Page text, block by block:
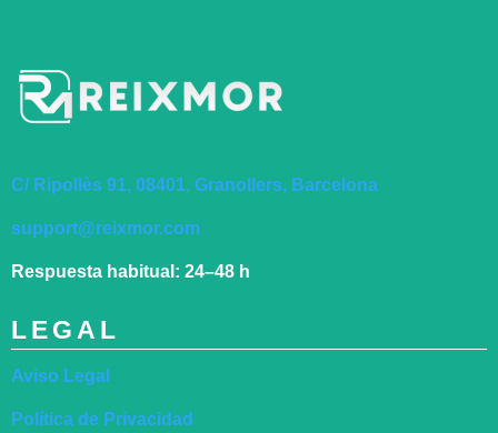
C/ Ripollès 91, 08401, Granollers, Barcelona
support@reixmor.com
Respuesta habitual: 24–48 h
LEGAL
Aviso Legal
Política de Privacidad